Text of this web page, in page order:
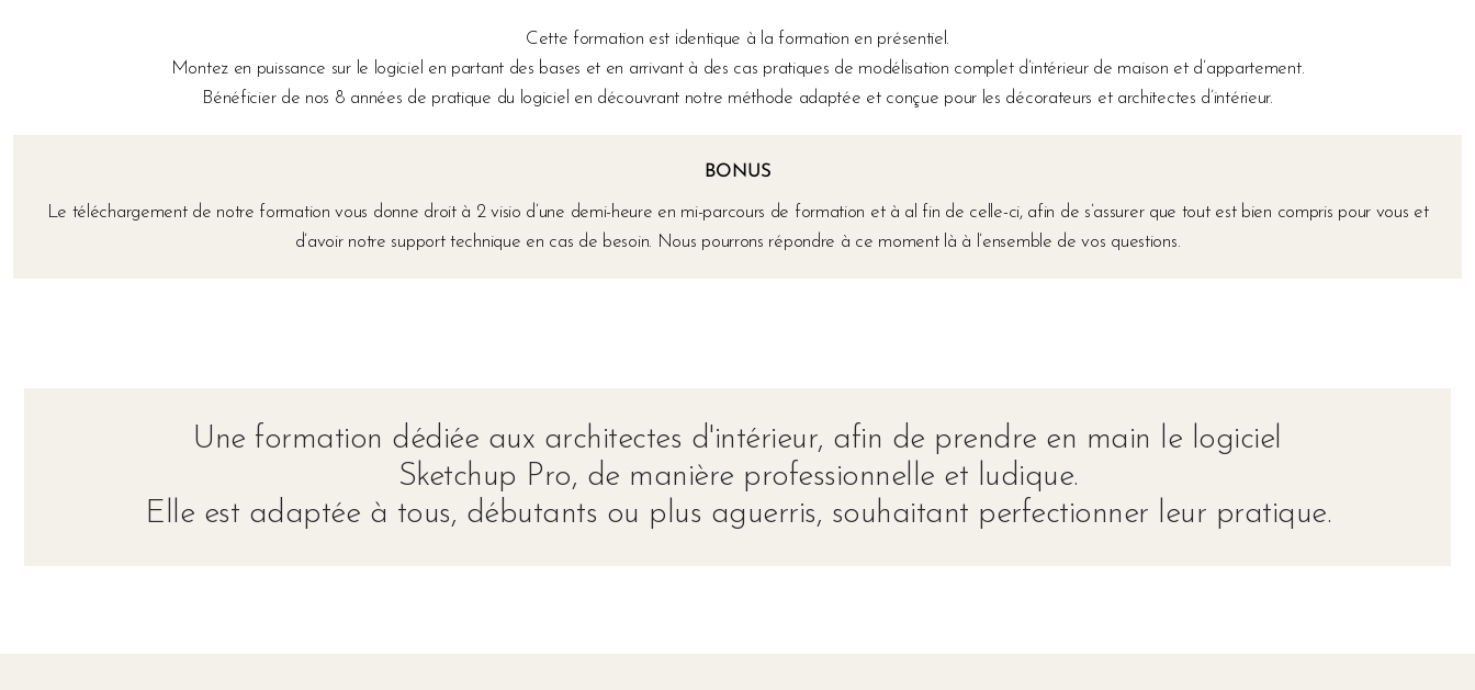
Cette formation est identique à la formation en présentiel.
Montez en puissance sur le logiciel en partant des bases et en arrivant à des cas pratiques de modélisation complet d’intérieur de maison et d’appartement.
Bénéficier de nos 8 années de pratique du logiciel en découvrant notre méthode adaptée et conçue pour les décorateurs et architectes d’intérieur.
BONUS
Le téléchargement de notre formation vous donne droit à 2 visio d’une demi-heure en mi-parcours de formation et à al fin de celle-ci, afin de s’assurer que tout est bien compris pour vous et
d’avoir notre support technique en cas de besoin. Nous pourrons répondre à ce moment là à l’ensemble de vos questions.
Une formation dédiée aux architectes d'intérieur, afin de prendre en main le logiciel
Sketchup Pro, de manière professionnelle et ludique.
Elle est adaptée à tous, débutants ou plus aguerris, souhaitant perfectionner leur pratique.